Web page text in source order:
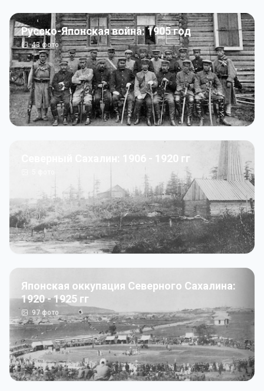
Русско-Японская война: 1905 год
43фото
Северный Сахалин: 1906 - 1920 гг
Японская оккупация Северного Сахалина:
1920 - 1925 гг
97 фото